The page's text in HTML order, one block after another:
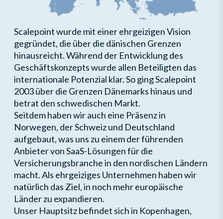
Scalepoint wurde mit einer ehrgeizigen Vision
gegründet, die über die dänischen Grenzen
hinausreicht. Während der Entwicklung des
Geschäftskonzepts wurde allen Beteiligten das
internationale Potenzial klar. So ging Scalepoint
2003 über die Grenzen Dänemarks hinaus und
betrat den schwedischen Markt.
Seitdem haben wir auch eine Präsenz in
Norwegen, der Schweiz und Deutschland
aufgebaut, was uns zu einem der führenden
Anbieter von SaaS-Lösungen für die
Versicherungsbranche in den nordischen Ländern
macht. Als ehrgeiziges Unternehmen haben wir
natürlich das Ziel, in noch mehr europäische
Länder zu expandieren.
Unser Hauptsitz befindet sich in Kopenhagen,